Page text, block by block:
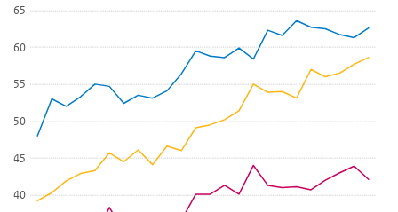
De grafiek heeft 1 Y-as die Percentage weergeeft.
40
45
50
55
60
65